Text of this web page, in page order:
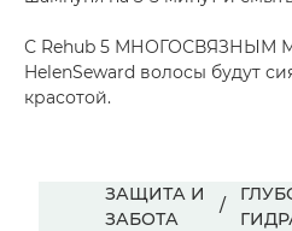
С Rehub 5 МНОГОСВЯЗНЫМ
HelenSeward волосы будут
красотой.
ЗАЩИТА И
ЗАБОТА
/